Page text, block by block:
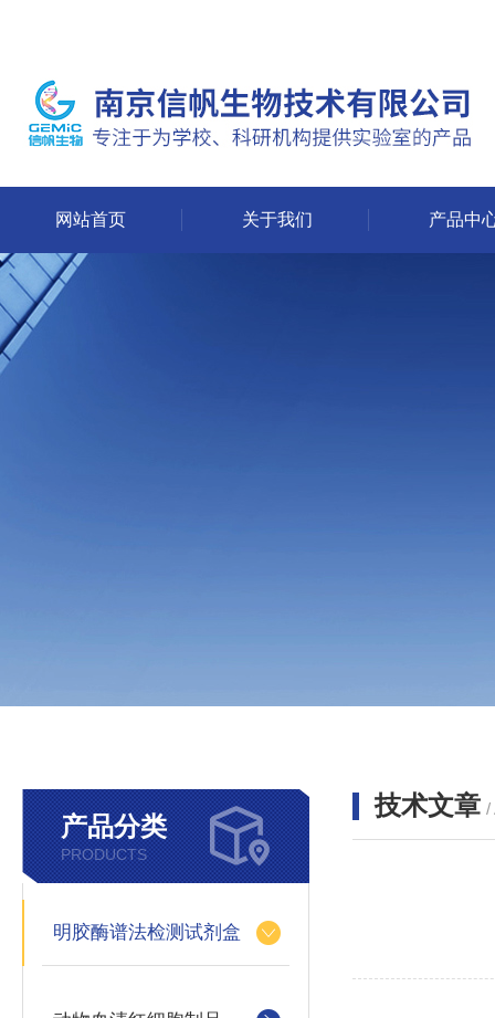
网站首页 关于我们 产品中
产品分类
PRODUCTS
明胶酶谱法检测试剂盒
技术文章 /